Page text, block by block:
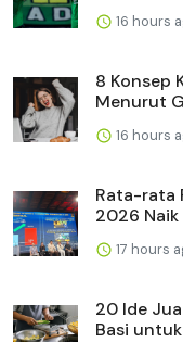
16 hours
8 Konsep
Menurut
16 hours
Rata-rata
2026 Naik
17 hours
20 Ide
Basi untuk